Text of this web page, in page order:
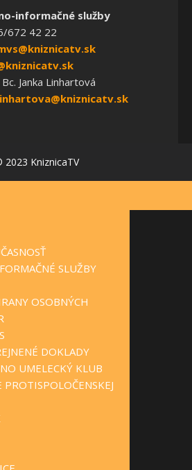
informačné služby
672 42 22
Janka Linhartová
2023 KniznicaTV
SLUŽBY
OSOBNÝCH
DOKLADY
UMELECKÝ KLUB